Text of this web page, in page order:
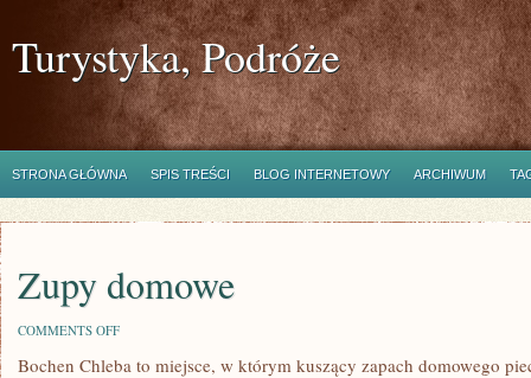
Turystyka, Podróże
STRONA GŁÓWNA SPIS TREŚCI BLOG INTERNETOWY ARCHIWUM
Zupy domowe
COMMENTS OFFON
DOMOWE
Bochen Chleba to miejsce, w którym kuszący zapach domowego